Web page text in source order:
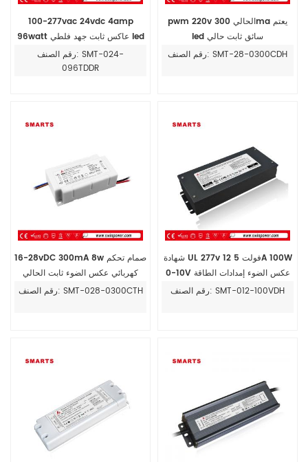
100-277vac 24vdc 4amp
96watt عاكس ثابت جهد فلطي led
سائقرقم الصنف: SMT-024-
096TDDR
pwm 220v الحالي 300ma يعتم
led سائق ثابت حالي
رقم الصنف: SMT-28-0300CDH
16-28vDC 300mA 8w صمام تحكم
كهربائي عكس الضوء ثابت الحالي
سائق الصمام للضوء led
رقم الصنف: SMT-028-0300CTH
شهادة UL 277v 12 فولت 5A 100W
0-10V عكس الضوء إمدادات الطاقة
الصمام سائق
رقم الصنف: SMT-012-100VDH